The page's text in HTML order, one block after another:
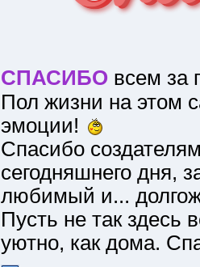
СПАСИБО всем за
Пол жизни на этом
эмоции!
Спасибо
сегодняшнего дня,
любимый и...
Пусть не так здесь
уютно, как дома.